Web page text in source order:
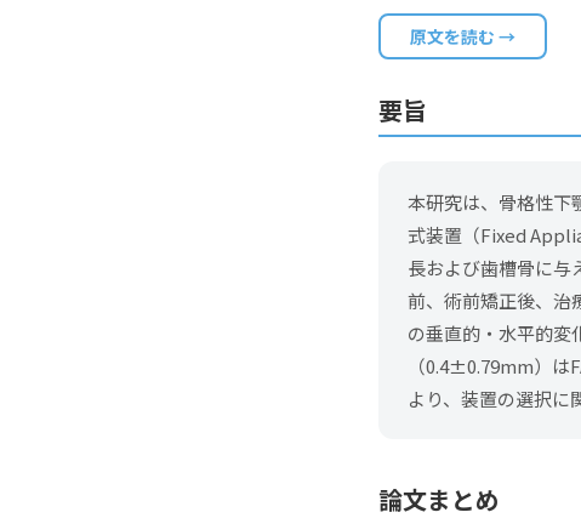
原文を読む →
要旨
本研究は、骨格性
式装置（Fixed
長および歯槽骨に与
前、術前矯正後、治
の垂直的・水平的変
（0.4±0.79mm）
より、装置の選択に
論文まとめ